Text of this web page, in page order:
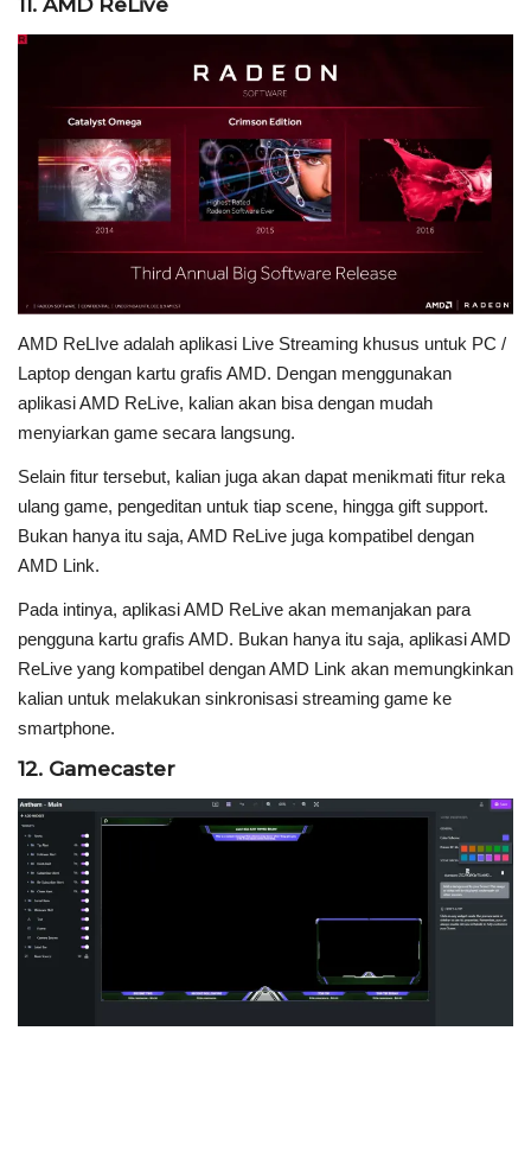
AMD ReLIve adalah aplikasi Live Streaming khusus untuk PC /
Laptop dengan kartu grafis AMD. Dengan menggunakan
aplikasi AMD ReLive, kalian akan bisa dengan mudah
menyiarkan game secara langsung.
Selain fitur tersebut, kalian juga akan dapat menikmati fitur reka
ulang game, pengeditan untuk tiap scene, hingga gift support.
Bukan hanya itu saja, AMD ReLive juga kompatibel dengan
AMD Link.
Pada intinya, aplikasi AMD ReLive akan memanjakan para
pengguna kartu grafis AMD. Bukan hanya itu saja, aplikasi AMD
ReLive yang kompatibel dengan AMD Link akan memungkinkan
kalian untuk melakukan sinkronisasi streaming game ke
smartphone.
12. Gamecaster